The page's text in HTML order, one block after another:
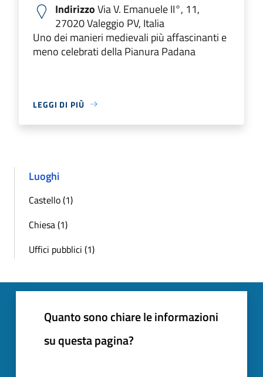
IndirizzoVia V. Emanuele II°, 11,
27020 Valeggio PV, Italia
Uno dei manieri medievali più affascinanti e
meno celebrati della Pianura Padana
LEGGI DI PIÙ
Luoghi
Castello (1)
Chiesa (1)
Uffici pubblici (1)
Quanto sono chiare le informazioni
su questa pagina?